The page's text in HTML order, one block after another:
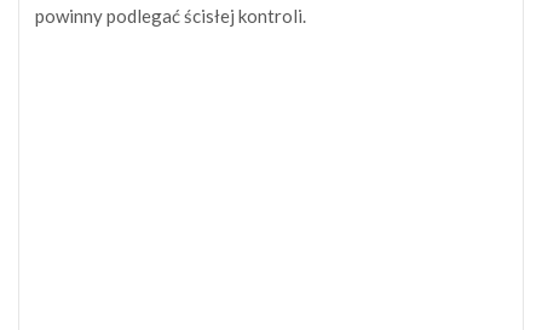
powinny podlegać ścisłej kontroli.